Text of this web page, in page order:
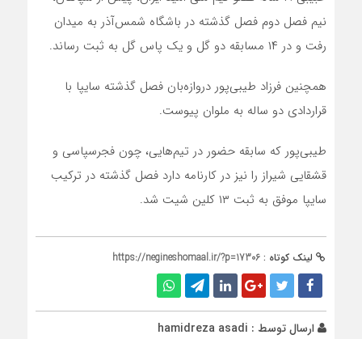
نیم فصل دوم فصل گذشته در باشگاه شمس‌آذر به میدان
رفت و در ۱۴ مسابقه دو گل و یک پاس گل به ثبت رساند.
همچنین فرزاد طیبی‌پور دروازه‌بان فصل گذشته سایپا با
قراردادی دو ساله به ملوان پیوست.
طیبی‌پور که سابقه حضور در تیم‌هایی، چون فجرسپاسی و
قشقایی شیراز را نیز در کارنامه دارد فصل گذشته در ترکیب
سایپا موفق به ثبت ۱۳ کلین شیت شد.
لینک کوتاه : https://negineshomaal.ir/?p=17306
ارسال توسط : hamidreza asadi